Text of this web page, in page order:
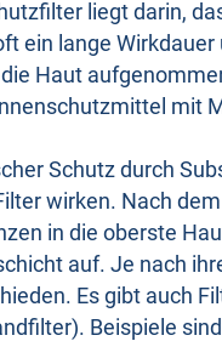
liegt darin,
ein lange
Haut
mit
Schutz durch
wirken. Nach
in die oberste
auf. Je nach
Es gibt auch
Beispiele